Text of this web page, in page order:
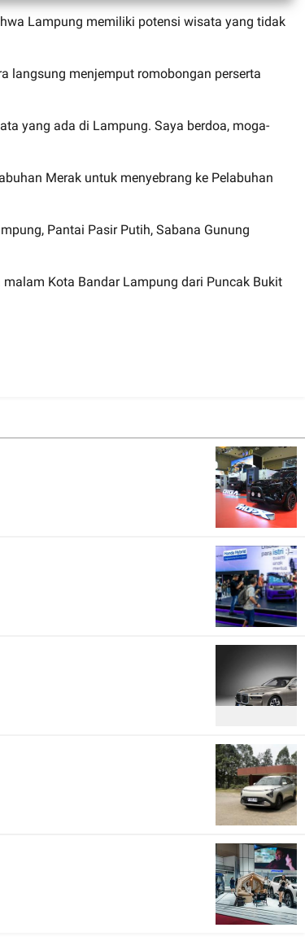
Lampung memiliki potensi wisata yang tidak
langsung menjemput romobongan perserta
yang ada di Lampung. Saya berdoa, moga-
Merak untuk menyebrang ke Pelabuhan
Pantai Pasir Putih, Sabana Gunung
Kota Bandar Lampung dari Puncak Bukit